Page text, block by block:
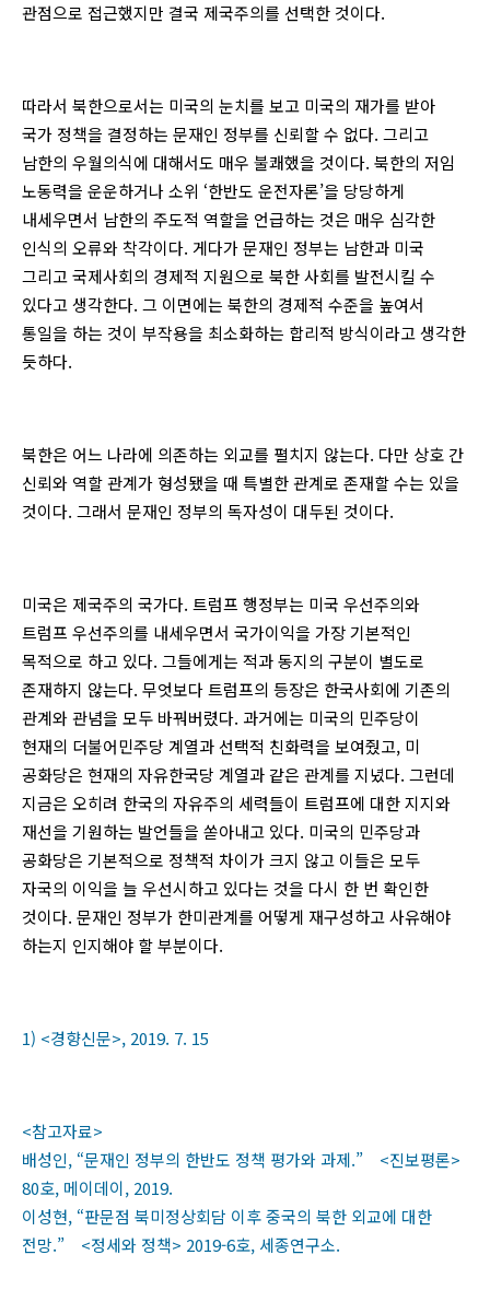
관점으로 접근했지만 결국 제국주의를 선택한 것이다.
따라서 북한으로서는 미국의 눈치를 보고 미국의 재가를 받아
국가 정책을 결정하는 문재인 정부를 신뢰할 수 없다. 그리고
남한의 우월의식에 대해서도 매우 불쾌했을 것이다. 북한의 저임
노동력을 운운하거나 소위 ‘한반도 운전자론’을 당당하게
내세우면서 남한의 주도적 역할을 언급하는 것은 매우 심각한
인식의 오류와 착각이다. 게다가 문재인 정부는 남한과 미국
그리고 국제사회의 경제적 지원으로 북한 사회를 발전시킬 수
있다고 생각한다. 그 이면에는 북한의 경제적 수준을 높여서
통일을 하는 것이 부작용을 최소화하는 합리적 방식이라고 생각한
듯하다.
북한은 어느 나라에 의존하는 외교를 펼치지 않는다. 다만 상호 간
신뢰와 역할 관계가 형성됐을 때 특별한 관계로 존재할 수는 있을
것이다. 그래서 문재인 정부의 독자성이 대두된 것이다.
미국은 제국주의 국가다. 트럼프 행정부는 미국 우선주의와
트럼프 우선주의를 내세우면서 국가이익을 가장 기본적인
목적으로 하고 있다. 그들에게는 적과 동지의 구분이 별도로
존재하지 않는다. 무엇보다 트럼프의 등장은 한국사회에 기존의
관계와 관념을 모두 바꿔버렸다. 과거에는 미국의 민주당이
현재의 더불어민주당 계열과 선택적 친화력을 보여줬고, 미
공화당은 현재의 자유한국당 계열과 같은 관계를 지녔다. 그런데
지금은 오히려 한국의 자유주의 세력들이 트럼프에 대한 지지와
재선을 기원하는 발언들을 쏟아내고 있다. 미국의 민주당과
공화당은 기본적으로 정책적 차이가 크지 않고 이들은 모두
자국의 이익을 늘 우선시하고 있다는 것을 다시 한 번 확인한
것이다. 문재인 정부가 한미관계를 어떻게 재구성하고 사유해야
하는지 인지해야 할 부분이다.
1) <경향신문>, 2019. 7. 15
<참고자료>
배성인, “문재인 정부의 한반도 정책 평가와 과제.” <진보평론>
80호, 메이데이, 2019.
이성현, “판문점 북미정상회담 이후 중국의 북한 외교에 대한
전망.” <정세와 정책> 2019-6호, 세종연구소.